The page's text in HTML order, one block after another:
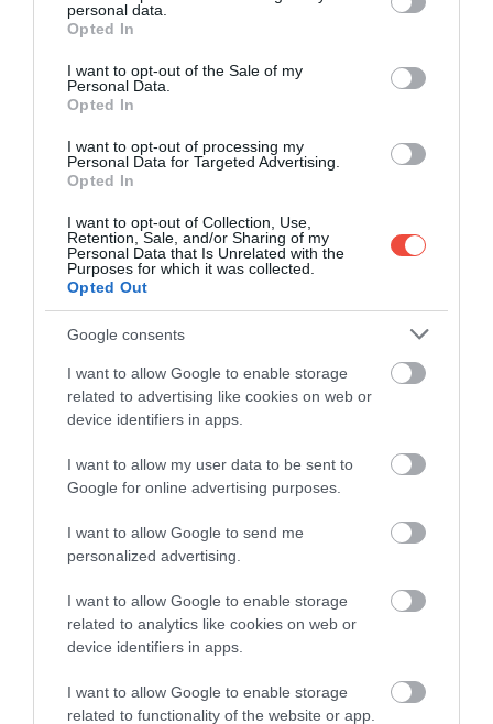
grant or deny consent to Google and its third-party tags to
use your data for below specified purposes in below Google
consent section.
personal data.
Opted In
I want to opt-out of the Sale of my
Personal Data.
Opted In
I want to opt-out of processing my
Personal Data for Targeted Advertising.
Opted In
I want to opt-out of Collection, Use,
Retention, Sale, and/or Sharing of my
Personal Data that Is Unrelated with the
Purposes for which it was collected.
Opted Out
Google consents
I want to allow Google to enable storage
related to advertising like cookies on web or
device identifiers in apps.
I want to allow my user data to be sent to
Google for online advertising purposes.
I want to allow Google to send me
personalized advertising.
I want to allow Google to enable storage
related to analytics like cookies on web or
device identifiers in apps.
I want to allow Google to enable storage
related to functionality of the website or app.
Deși rolul orașului Camogli a scăzut la începutul
dominația tot mai mare a portului Genova, tradiția
sa maritimă este păstrată și astăzi în Museo
Marinaro.
Bogatul trecut maritim merge mână în
mână cu gastronomia locală.Printre specialitățile
regiunii se numără
baccalá alla camogliese(cod sărat cu roșii și usturoi),
acciughe marinate (hamsii marinate), dar cum
Liguria este considerată patria pesto-ului, nu trebuie
ratate nicitrofie alla pesto
Iar dimineața începe perfect cu o focaccia